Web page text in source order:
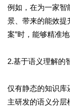
例如，在为一家智
景、带来的能效提
案”时，能够精准
2.基于语义理解的
仅有静态的知识库
主研发的语义分层